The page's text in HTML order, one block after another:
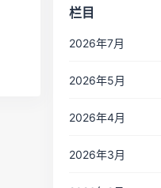
栏目
2026年7月
2026年5月
2026年4月
2026年3月